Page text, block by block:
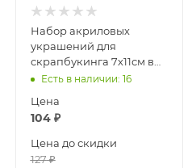
Набор акриловых
украшений для
скрапбукинга 7х11см в
ассортименте
Есть в наличии: 16
Цена
104₽
Цена до скидки
127₽